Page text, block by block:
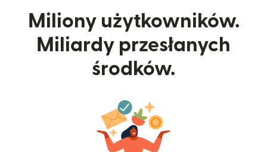
Miliony użytkowników.
Miliardy przesłanych
środków.